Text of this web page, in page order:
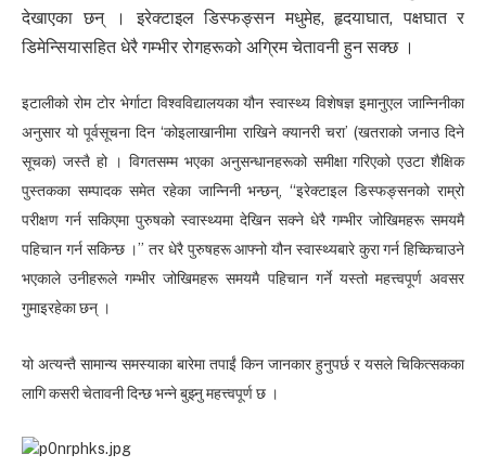
देखाएका छन् । इरेक्टाइल डिस्फङ्सन मधुमेह, हृदयाघात, पक्षघात र
डिमेन्सियासहित धेरै गम्भीर रोगहरूको अग्रिम चेतावनी हुन सक्छ ।
इटालीको रोम टोर भेर्गाटा विश्वविद्यालयका यौन स्वास्थ्य विशेषज्ञ इमानुएल जान्निनीका
अनुसार यो पूर्वसूचना दिन ‘कोइलाखानीमा राखिने क्यानरी चरा’ (खतराको जनाउ दिने
सूचक) जस्तै हो । विगतसम्म भएका अनुसन्धानहरूको समीक्षा गरिएको एउटा शैक्षिक
पुस्तकका सम्पादक समेत रहेका जान्निनी भन्छन्, “इरेक्टाइल डिस्फङ्सनको राम्रो
परीक्षण गर्न सकिएमा पुरुषको स्वास्थ्यमा देखिन सक्ने धेरै गम्भीर जोखिमहरू समयमै
पहिचान गर्न सकिन्छ ।” तर धेरै पुरुषहरू आफ्नो यौन स्वास्थ्यबारे कुरा गर्न हिच्किचाउने
भएकाले उनीहरूले गम्भीर जोखिमहरू समयमै पहिचान गर्ने यस्तो महत्त्वपूर्ण अवसर
गुमाइरहेका छन् ।
यो अत्यन्तै सामान्य समस्याका बारेमा तपाईं किन जानकार हुनुपर्छ र यसले चिकित्सकका
लागि कसरी चेतावनी दिन्छ भन्ने बुझ्नु महत्त्वपूर्ण छ ।